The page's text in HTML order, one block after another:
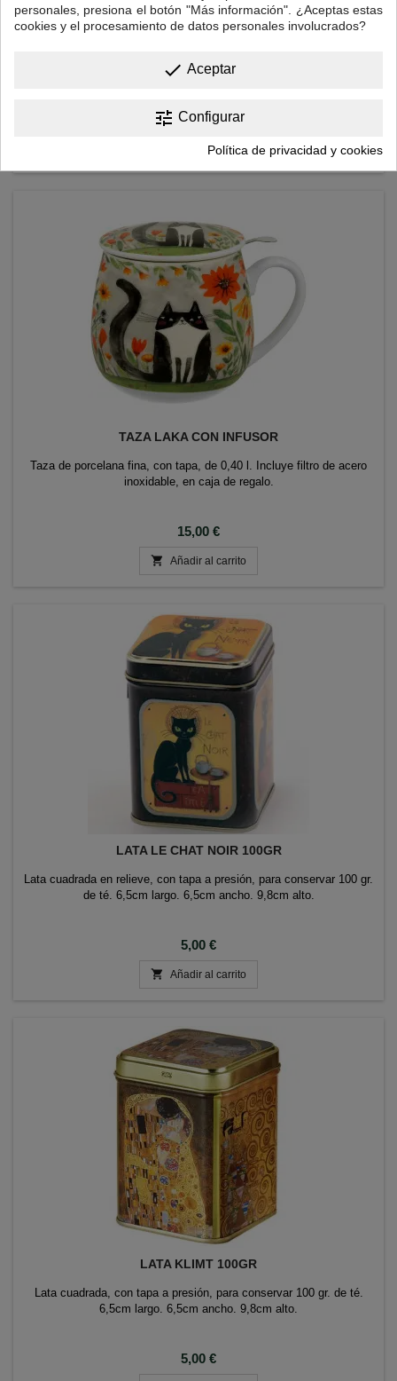
TAZA POPPIES CON INFUSOR
inoxidable, en caja de regalo.
Precio
15,00 €
Añadir al carrito
TAZA LAKA CON INFUSOR
Taza de porcelana fina, con tapa, de 0,40 l. Incluye filtro de acero
inoxidable, en caja de regalo.
Precio
15,00 €
 Añadir al carrito
LATA LE CHAT NOIR 100GR
Lata cuadrada en relieve, con tapa a presión, para conservar 100 gr.
de té. 6,5cm largo. 6,5cm ancho. 9,8cm alto.
Precio
5,00 €
 Añadir al carrito
LATA KLIMT 100GR
Lata cuadrada, con tapa a presión, para conservar 100 gr. de té.
6,5cm largo. 6,5cm ancho. 9,8cm alto.
Precio
5,00 €
personales, presiona el botón "Más información". ¿Aceptas estas
cookies y el procesamiento de datos personales involucrados?
done Aceptar
tune Configurar
Política de privacidad y cookies